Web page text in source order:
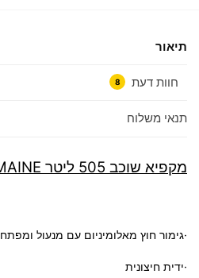
תיאור
חוות דעת 8
תנאי משלוח
מקפיא שוכב 505 ליטר GERMAINE דגם BTF-560
·גימור חוץ מאלומיניום עם מנעול ומפתח
·ידית חיצונית